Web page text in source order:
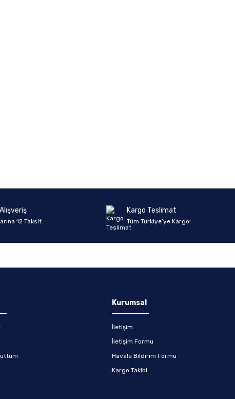
12 Taksit
Kargo Teslimat
Tüm Türkiye’ye Kargo!
Kurumsal
İletişim
İletişim Formu
Havale Bildirim Formu
Kargo Takibi